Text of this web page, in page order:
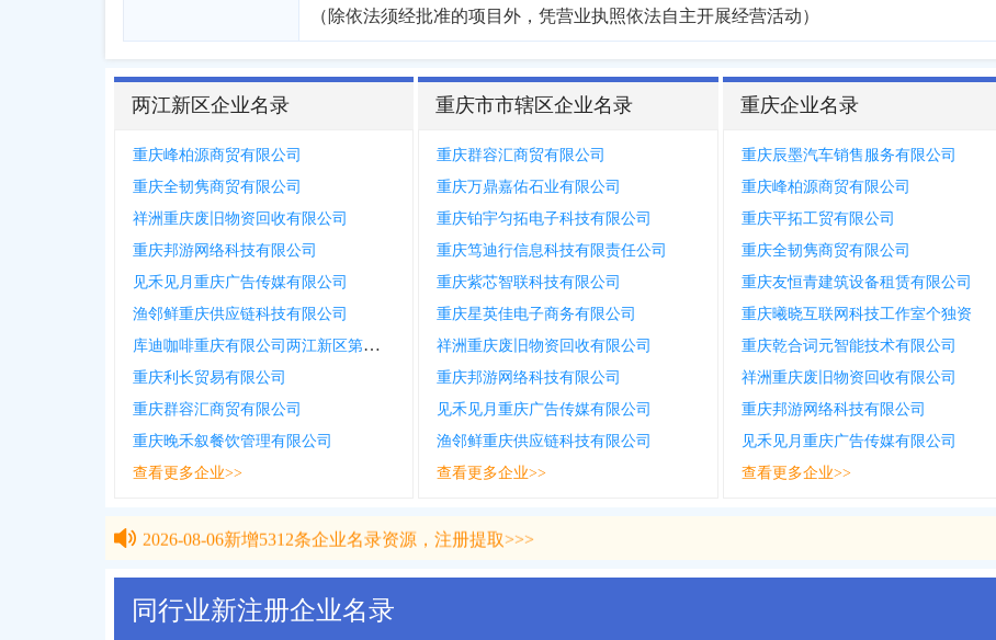
（除依法须经批准的项目外，凭营业执照依法自主开展经营活动）
两江新区企业名录
重庆峰柏源商贸有限公司
重庆全韧隽商贸有限公司
祥洲重庆废旧物资回收有限公司
重庆邦游网络科技有限公司
见禾见月重庆广告传媒有限公司
渔邻鲜重庆供应链科技有限公司
库迪咖啡重庆有限公司两江新区第八分公司
重庆利长贸易有限公司
重庆群容汇商贸有限公司
重庆晚禾叙餐饮管理有限公司
查看更多企业>>
重庆市市辖区企业名录
重庆群容汇商贸有限公司
重庆万鼎嘉佑石业有限公司
重庆铂宇匀拓电子科技有限公司
重庆笃迪行信息科技有限责任公司
重庆紫芯智联科技有限公司
重庆星英佳电子商务有限公司
祥洲重庆废旧物资回收有限公司
重庆邦游网络科技有限公司
见禾见月重庆广告传媒有限公司
渔邻鲜重庆供应链科技有限公司
查看更多企业>>
重庆企业名录
重庆辰墨汽车销售服务有限公司
重庆峰柏源商贸有限公司
重庆平拓工贸有限公司
重庆全韧隽商贸有限公司
重庆友恒青建筑设备租赁有限公司
重庆曦晓互联网科技工作室个独资
重庆乾合词元智能技术有限公司
祥洲重庆废旧物资回收有限公司
重庆邦游网络科技有限公司
见禾见月重庆广告传媒有限公司
查看更多企业>>
同行业新注册企业名录